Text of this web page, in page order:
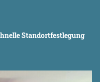
Standortfestlegung